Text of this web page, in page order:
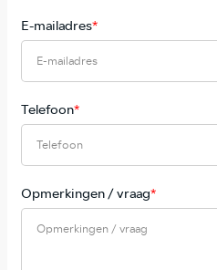
E-mailadres*
Telefoon*
Opmerkingen / vraag*